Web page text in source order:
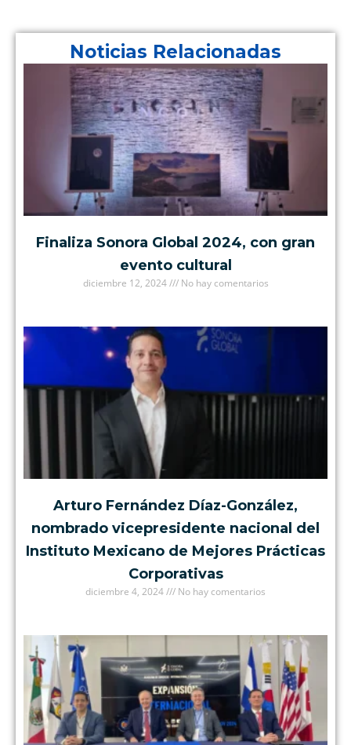
Noticias Relacionadas
Finaliza Sonora Global 2024, con gran
evento cultural
diciembre 12, 2024 No hay comentarios
Arturo Fernández Díaz-González,
nombrado vicepresidente nacional del
Instituto Mexicano de Mejores Prácticas
Corporativas
diciembre 4, 2024 No hay comentarios